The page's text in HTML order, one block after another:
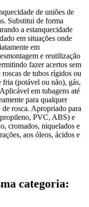
de uniões de
Substitui de forma
a estanquecidade
em situações onde
em
e reutilização
fazer acertos sem
de tubos rígidos ou
fria (potável ou não), gás,
em tubagens até
para qualquer
de rosca. Apropriado para
PVC, ABS) e
cromados, niquelados e
aos óleos, ácidos e
categoria: